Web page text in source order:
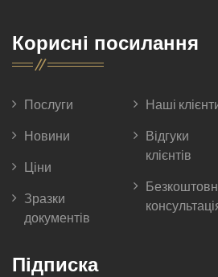
Корисні посилання
Послуги
Новини
Ціни
Зразки
документів
Наші
Відгуки
клієнтів
Підписка